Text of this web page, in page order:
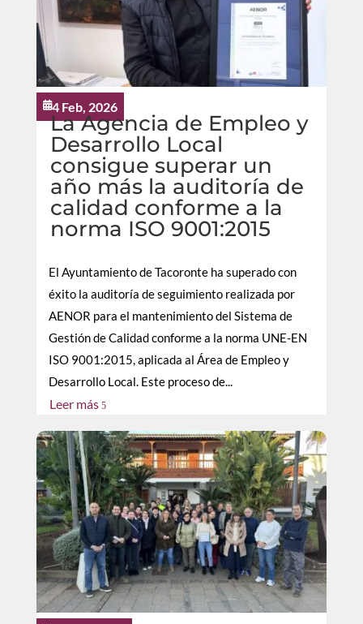
4 Feb, 2026
La Agencia de Empleo y
Desarrollo Local
consigue superar un
año más la auditoría de
calidad conforme a la
norma ISO 9001:2015
El Ayuntamiento de Tacoronte ha superado con
éxito la auditoría de seguimiento realizada por
AENOR para el mantenimiento del Sistema de
Gestión de Calidad conforme a la norma UNE-EN
ISO 9001:2015, aplicada al Área de Empleo y
Desarrollo Local. Este proceso de...
Leer más 5